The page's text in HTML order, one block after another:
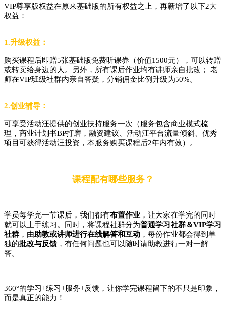
VIP尊享版权益在原来基础版的所有权益之上，再新增了以下2大
权益：
1.升级权益 ：
购买课程后即赠5张基础版免费听课券 （价值1500元） ， 可以转赠
或转卖给身边的人。另外，所有课后作业均有讲师亲自批改；
老
师在VIP班级社群内亲自答疑，分销佣金比例升级为50%。
2.创业辅导：
可享受活动汪提供的创业扶持服务一次 （服务包含商业模式梳
理，商业计划书BP打磨，融资建议、活动汪平台流量倾斜、优秀
项目可获得活动汪投资，本服务购买课程后2年内有效）
。
课程配有哪些服务？
学员每学完一节课后，我们都有布置作业 ，让大家在学完的同时
就可以上手练习。同时，将课程社群分为普通学习社群＆VIP学习
社群 ，由助教或讲师进行在线解答和互动 ，每份作业都会得到单
独的批改与反馈，有任何问题也可以随时请助教进行一对一解
答。
360°的学习+练习+服务+反馈，让你学完课程留下的不只是印象，
而是真正的能力！